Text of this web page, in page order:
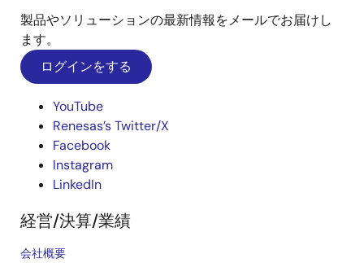
製品やソリューションの最新情報をメールでお届けし
ます。
ログインをする
YouTube
Renesas’s Twitter/X
Facebook
Instagram
LinkedIn
経営/決算/業績
会社概要